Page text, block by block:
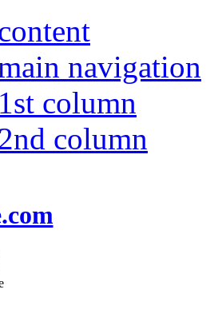
navigation
column
column